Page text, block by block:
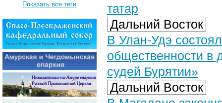
татар
Дальний Восток
В Улан-Удэ
общественности в
судей Бурятии»
Дальний Восток
Показать все теги